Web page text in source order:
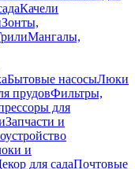
Качели
Зонты,
Мангалы,
Бытовые насосыЛюки
прудовФильтры,
для
Запчасти и
и
для садаПочтовые